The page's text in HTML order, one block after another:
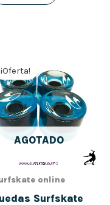
AGOTADO
¡Oferta!
online
Surfskate
original
era:
30,00€.
actual
es:
24,00€.